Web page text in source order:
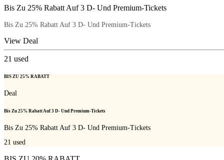
Bis Zu 25% Rabatt Auf 3 D- Und Premium-Tickets
Bis Zu 25% Rabatt Auf 3 D- Und Premium-Tickets
View Deal
21 used
BIS ZU 25% RABATT
Deal
Bis Zu 25% Rabatt Auf 3 D- Und Premium-Tickets
Bis Zu 25% Rabatt Auf 3 D- Und Premium-Tickets
21 used